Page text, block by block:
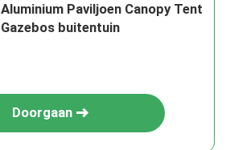
Aluminium Paviljoen Canopy Tent
Gazebos buitentuin
Doorgaan